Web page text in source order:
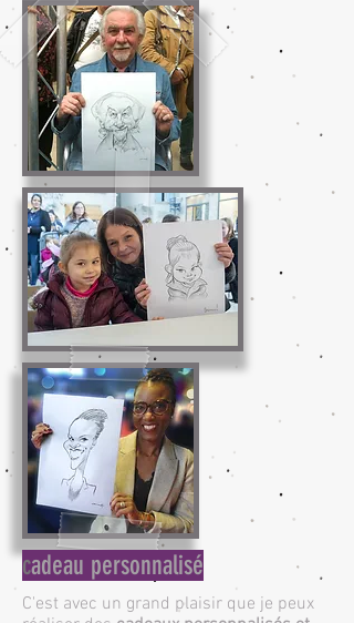
cadeau personnalisé
C'est avec un grand plaisir que je peux